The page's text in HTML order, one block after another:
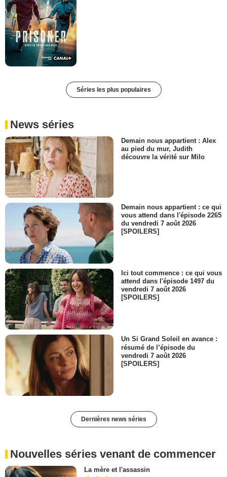
Séries les plus populaires
News séries
Demain nous appartient : Alex
au pied du mur, Judith
découvre la vérité sur Milo
Demain nous appartient : ce qui
vous attend dans l'épisode 2265
du vendredi 7 août 2026
[SPOILERS]
Ici tout commence : ce qui vous
attend dans l'épisode 1497 du
vendredi 7 août 2026
[SPOILERS]
Un Si Grand Soleil en avance :
résumé de l’épisode du
vendredi 7 août 2026
[SPOILERS]
Dernières news séries
Nouvelles séries venant de commencer
La mère et l'assassin